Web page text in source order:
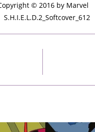
© 2016 by Marvel